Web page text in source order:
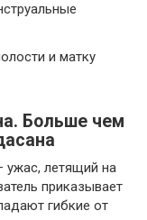
и матку
Больше чем
ужас, летящий на
приказывает
гибкие от